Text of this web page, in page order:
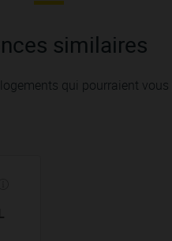
similaires
qui pourraient vous